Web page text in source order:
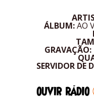
ÁLBUM:AO
GRAVAÇÃO:
SERVIDOR DE